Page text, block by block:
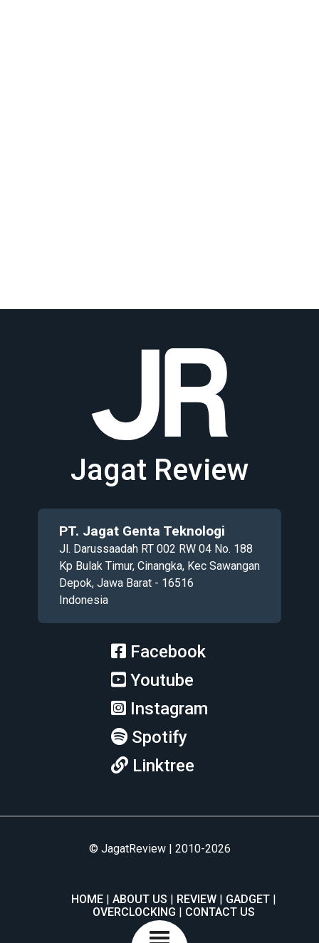
Jagat Review
PT. Jagat Genta Teknologi
Jl. Darussaadah RT 002 RW 04 No. 188
Kp Bulak Timur, Cinangka, Kec Sawangan
Depok, Jawa Barat - 16516
Indonesia
Facebook
Youtube
Instagram
Spotify
Linktree
© JagatReview | 2010-2026
HOME ABOUT US REVIEW
GADGET
OVERCLOCKING
CONTACT US